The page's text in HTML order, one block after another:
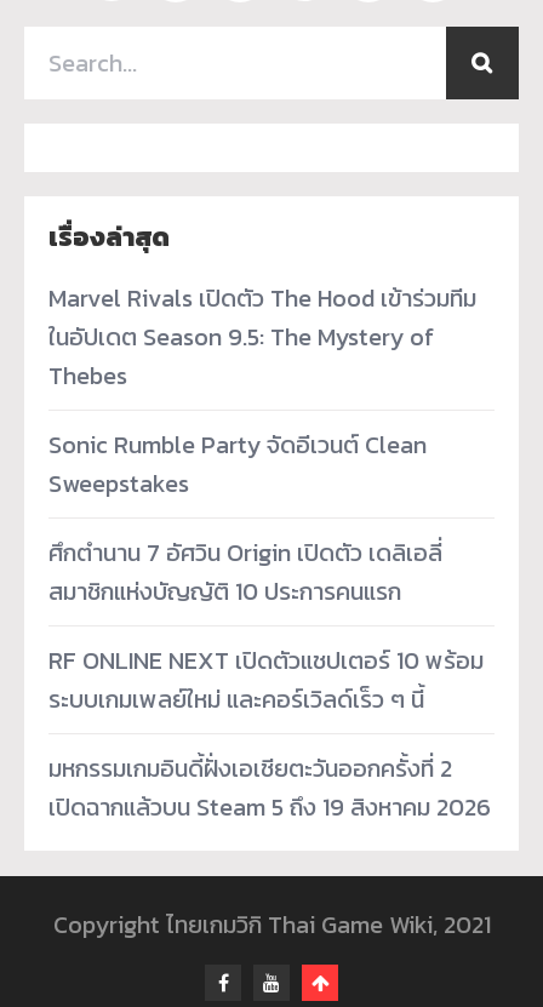
เรื่องล่าสุด
Marvel Rivals เปิดตัว The Hood เข้าร่วมทีม
ในอัปเดต Season 9.5: The Mystery of
Thebes
Sonic Rumble Party จัดอีเวนต์ Clean
Sweepstakes
ศึกตำนาน 7 อัศวิน Origin เปิดตัว เดลิเอลี่
สมาชิกแห่งบัญญัติ 10 ประการคนแรก
RF ONLINE NEXT เปิดตัวแชปเตอร์ 10 พร้อม
ระบบเกมเพลย์ใหม่ และคอร์เวิลด์เร็ว ๆ นี้
มหกรรมเกมอินดี้ฝั่งเอเชียตะวันออกครั้งที่ 2
เปิดฉากแล้วบน Steam 5 ถึง 19 สิงหาคม 2026
Copyright ไทยเกมวิกิ Thai Game Wiki, 2021